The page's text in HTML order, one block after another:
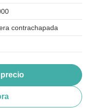
contrachapada